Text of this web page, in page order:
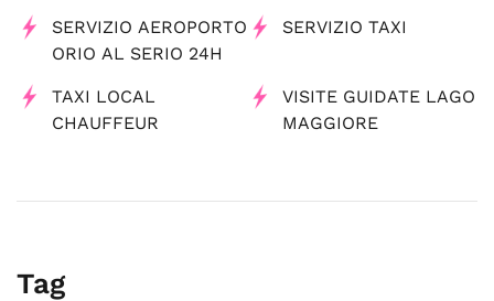
SERVIZIO AEROPORTO
ORIO AL SERIO 24H
SERVIZIO TAXI
TAXI LOCAL
CHAUFFEUR
VISITE GUIDATE LAGO
MAGGIORE
Tag